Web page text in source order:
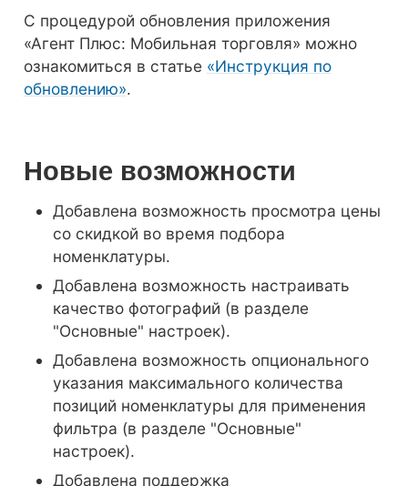
С процедурой обновления приложения
«Агент Плюс: Мобильная торговля» можно
ознакомиться в статье «Инструкция по
обновлению».
Новые возможности
Добавлена возможность просмотра цены
со скидкой во время подбора
номенклатуры.
Добавлена возможность настраивать
качество фотографий (в разделе
"Основные" настроек).
Добавлена возможность опционального
указания максимального количества
позиций номенклатуры для применения
фильтра (в разделе "Основные"
настроек).
Добавлена поддержка